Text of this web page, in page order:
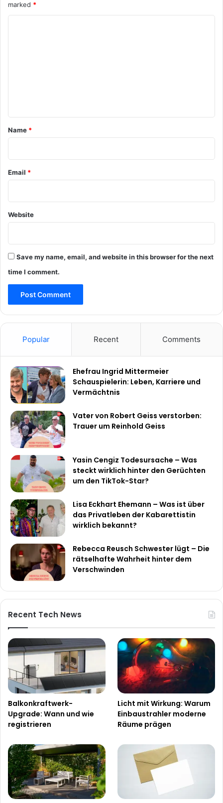
marked *
*
Name *
Email *
Website
Save my name, email, and website in this browser for the next
time I comment.
Popular Recent Comments
Ehefrau Ingrid Mittermeier
Schauspielerin: Leben, Karriere und
Vermächtnis
Vater von Robert Geiss verstorben:
Trauer um Reinhold Geiss
Yasin Cengiz Todesursache – Was
steckt wirklich hinter den Gerüchten
um den TikTok-Star?
Lisa Eckhart Ehemann – Was ist über
das Privatleben der Kabarettistin
wirklich bekannt?
Rebecca Reusch Schwester lügt – Die
rätselhafte Wahrheit hinter dem
Verschwinden
Recent Tech News
Balkonkraftwerk-
Upgrade: Wann und wie
registrieren
Licht mit Wirkung: Warum
Einbaustrahler moderne
Räume prägen